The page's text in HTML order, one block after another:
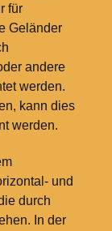
für
Geländer
andere
werden.
kann dies
werden.
und
durch
In der